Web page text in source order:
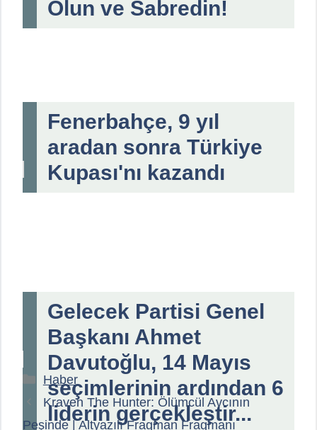
Olun ve Sabredin!
Fenerbahçe, 9 yıl
aradan sonra Türkiye
Kupası'nı kazandı
Gelecek Partisi Genel
Başkanı Ahmet
Davutoğlu, 14 Mayıs
seçimlerinin ardından 6
liderin gerçekleştir...
Kategoriler
Haber
Kraven The Hunter: Ölümcül Avcının
Peşinde | Altyazılı Fragman Fragmanı